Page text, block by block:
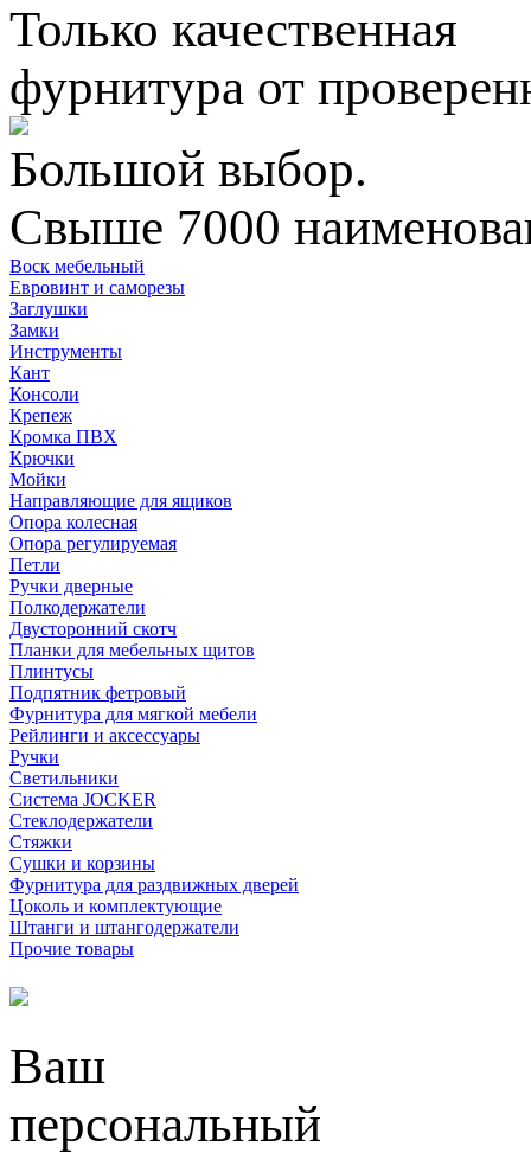
Только качественная
фурнитура от
Большой выбор.
Свыше 7000
Воск мебельный
Евровинт и саморезы
Заглушки
Замки
Инструменты
Кант
Консоли
Крепеж
Кромка ПВХ
Крючки
Мойки
Направляющие для ящиков
Опора колесная
Опора регулируемая
Петли
Ручки дверные
Полкодержатели
Двусторонний скотч
Планки для мебельных щитов
Плинтусы
Подпятник фетровый
Фурнитура для мягкой мебели
Рейлинги и аксессуары
Ручки
Светильники
Система JOCKER
Стеклодержатели
Стяжки
Сушки и корзины
Фурнитура для раздвижных дверей
Цоколь и комплектующие
Штанги и штангодержатели
Прочие товары
Ваш
персональный